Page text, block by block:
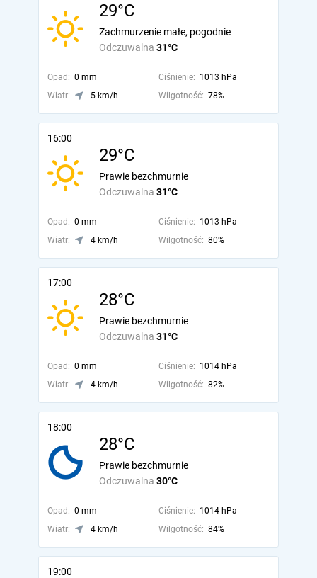
29°C
Odczuwalna 31°C
Zachmurzenie małe, pogodnie
Opad: 0 mm Ciśnienie: 1013 hPa
Wiatr:
5 km/h Wilgotność: 78%
16:00
29°C
Odczuwalna 31°C
Prawie bezchmurnie
Opad: 0 mm Ciśnienie: 1013 hPa
Wiatr:
4 km/h Wilgotność: 80%
17:00
28°C
Odczuwalna 31°C
Prawie bezchmurnie
Opad: 0 mm Ciśnienie: 1014 hPa
Wiatr:
4 km/h Wilgotność: 82%
18:00
28°C
Odczuwalna 30°C
Prawie bezchmurnie
Opad: 0 mm Ciśnienie: 1014 hPa
Wiatr:
4 km/h Wilgotność: 84%
19:00